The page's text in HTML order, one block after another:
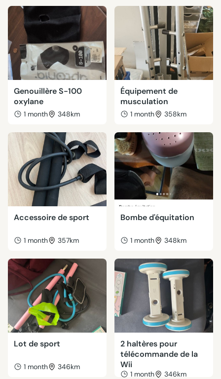
Genouillère S-100
oxylane
1 month 348km
Équipement de
musculation
1 month 358km
Accessoire de sport
1 month 357km
Bombe d'équitation
1 month 348km
Lot de sport
1 month 346km
2 haltères pour
télécommande de la
Wii
1 month 346km